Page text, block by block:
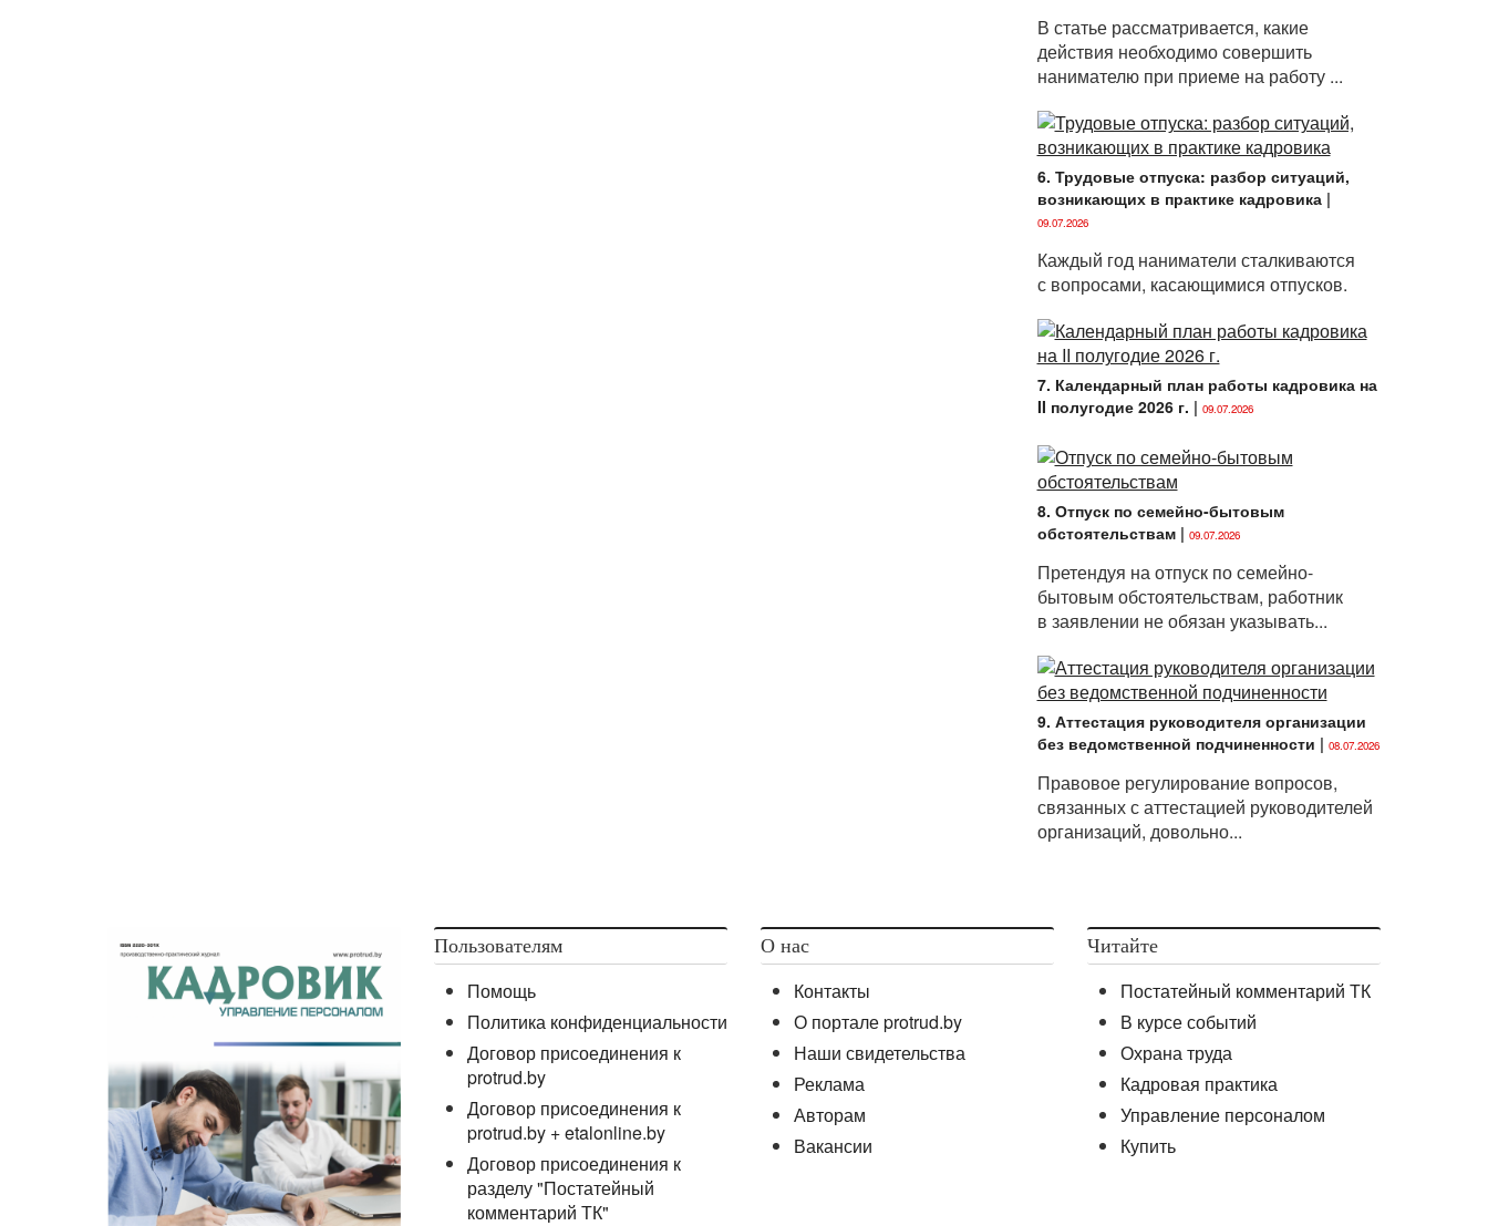
В статье рассматривается, какие
действия необходимо совершить
нанимателю при приеме на работу ...
6. Трудовые отпуска: разбор ситуаций,
возникающих в практике кадровика|
09.07.2026
Каждый год наниматели сталкиваются
с вопросами, касающимися отпусков.
7. Календарный план работы кадровика на
II полугодие 2026 г. | 09.07.2026
8. Отпуск по семейно-бытовым
обстоятельствам| 09.07.2026
Претендуя на отпуск по семейно-
бытовым обстоятельствам, работник
в заявлении не обязан указывать...
9. Аттестация руководителя организации
без ведомственной подчиненности | 08.07.2026
Правовое регулирование вопросов,
связанных с аттестацией руководителей
организаций, довольно...
Пользователям
Помощь
Политика конфиденциальности
Договор присоединения к
protrud.by
Договор присоединения к
protrud.by + etalonline.by
Договор присоединения к
разделу "Постатейный
комментарий ТК"
О нас
Контакты
О портале protrud.by
Наши свидетельства
Реклама
Авторам
Вакансии
Читайте
Постатейный комментарий ТК
В курсе событий
Охрана труда
Кадровая практика
Управление персоналом
Купить